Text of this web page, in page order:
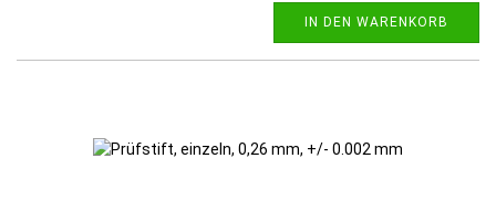
IN DEN WARENKORB